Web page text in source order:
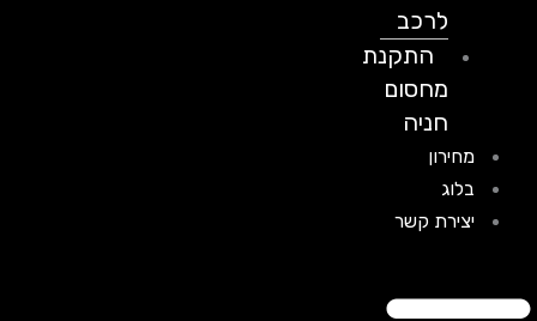
לרכב
התקנת
מחסום
חניה
מחירון
בלוג
יצירת קשר